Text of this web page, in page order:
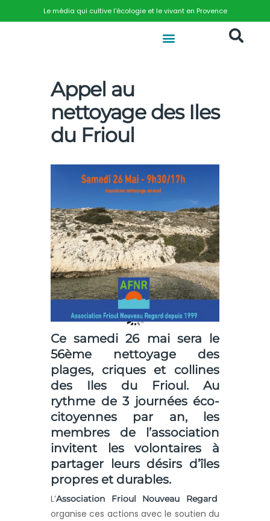
Le média qui cultive l’écologie et le vivant en Provence
Appel au
nettoyage des Iles
du Frioul
Ce samedi 26 mai sera le
56ème nettoyage des
plages, criques et collines
des Iles du Frioul. Au
rythme de 3 journées éco-
citoyennes par an, les
membres de l’association
invitent les volontaires à
partager leurs désirs d’îles
propres et durables.
L’Association Frioul Nouveau Regard
organise ces actions avec le soutien du